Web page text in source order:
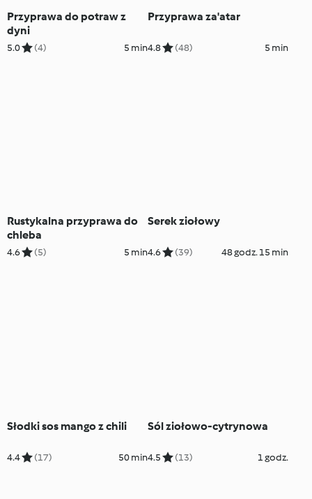
Przyprawa do potraw z
dyni
5.0 (4) 5 min
Przyprawa za'atar
4.8 (48) 5 min
Rustykalna przyprawa do
chleba
4.6 (5) 5 min
Serek ziołowy
4.6 (39) 48 godz. 15 min
Słodki sos mango z chili
4.4 (17) 50 min
Sól ziołowo-cytrynowa
4.5 (13) 1 godz.